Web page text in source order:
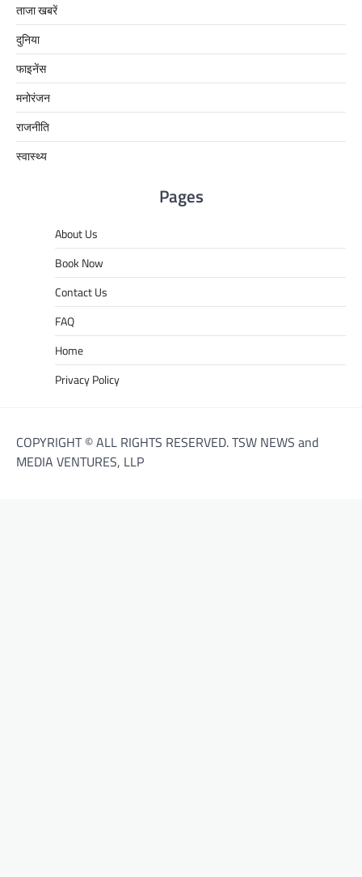
ताजा खबरें
दुनिया
फाइनेंस
मनोरंजन
राजनीति
स्वास्थ्य
Pages
About Us
Book Now
Contact Us
FAQ
Home
Privacy Policy
COPYRIGHT © ALL RIGHTS RESERVED. TSW NEWS and
MEDIA VENTURES, LLP